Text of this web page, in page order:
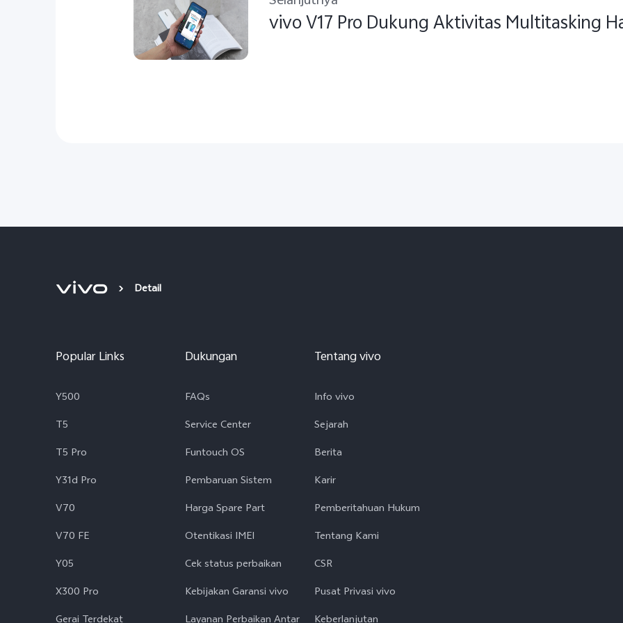
vivo V17 Pro Dukung Aktivitas Multitasking
Detail
Popular Links
Y500
T5
T5 Pro
Y31d Pro
V70
V70 FE
Y05
X300 Pro
Dukungan
FAQs
Service Center
Funtouch OS
Pembaruan Sistem
Harga Spare Part
Otentikasi IMEI
Cek status perbaikan
Kebijakan Garansi vivo
Tentang vivo
Info vivo
Sejarah
Berita
Karir
Pemberitahuan Hukum
Tentang Kami
CSR
Pusat Privasi vivo